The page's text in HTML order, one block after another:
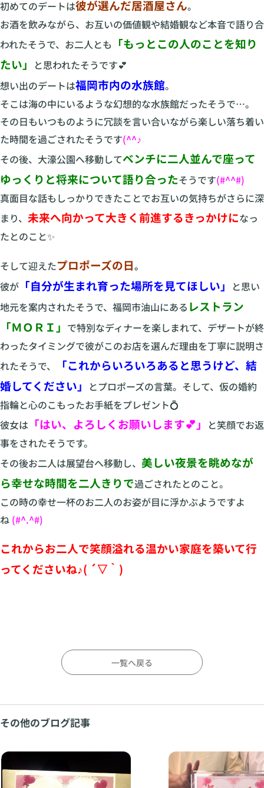
初めてのデートは彼が選んだ居酒屋さん。
お酒を飲みながら、お互いの価値観や結婚観など本音で語り合
われたそうで、お二人とも 「もっとこの人のことを知り
たい」
と思われたそうです💕
想い出のデートは福岡市内の水族館。
そこは海の中にいるような幻想的な水族館だったそうで…。
その日もいつものように冗談を言い合いながら楽しい落ち着い
た時間を過ごされたそうです(^^♪
その後、大濠公園へ移動してベンチに二人並んで座って
ゆっくりと将来について語り合ったそうです(#^^#)
真面目な話もしっかりできたことでお互いの気持ちがさらに深
まり、 未来へ向かって大きく前進するきっかけになっ
たとのこと✨
そして迎えたプロポーズの日。
彼が 「自分が生まれ育った場所を見てほしい」
と思い
地元を案内されたそうで、福岡市油山にある レストラン
「ＭＯＲＩ」 で特別なディナーを楽しまれて、デザートが終
わったタイミングで彼がこのお店を選んだ理由を丁寧に説明さ
れたそうで、
「これからいろいろあると思うけど、結
婚してください」
とプロポーズの言葉。そして、仮の婚約
指輪と心のこもったお手紙をプレゼント💍
彼女は 「はい、よろしくお願いします💕」
と笑顔でお返
事をされたそうです。
その後お二人は展望台へ移動し、 美しい夜景を眺めなが
ら幸せな時間を二人きりで過ごされたとのこと。
この時の幸せ一杯のお二人のお姿が目に浮かぶようですよ
ね (#^.^#)
これからお二人で笑顔溢れる温かい家庭を築いて行
ってくださいね♪( ´▽｀)
一覧へ戻る
その他のブログ記事